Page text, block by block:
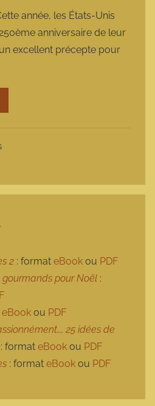
a
année, les États-Unis
anniversaire de leur
excellent précepte pour
2 : format eBook ou PDF
gourmands pour Noël :
eBook ou PDF
25 idées de
: format eBook ou PDF
: format eBook ou PDF